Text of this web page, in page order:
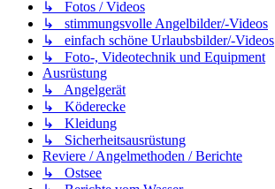
↳ Fotos / Videos
↳ stimmungsvolle Angelbilder/-Videos
↳ einfach schöne Urlaubsbilder/-Videos
↳ Foto-, Videotechnik und Equipment
Ausrüstung
↳ Angelgerät
↳ Köderecke
↳ Kleidung
↳ Sicherheitsausrüstung
Reviere / Angelmethoden / Berichte
↳ Ostsee